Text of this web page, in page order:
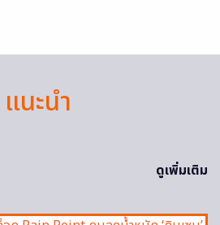
แนะนำ
ดูเพิ่มเติม